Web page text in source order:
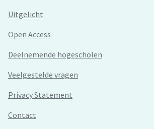
Uitgelicht
Open Access
Deelnemende hogescholen
Veelgestelde vragen
Privacy Statement
Contact